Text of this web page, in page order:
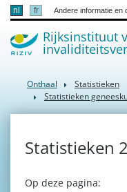
nl fr Andere informatie en
Rijksinstituut
Onthaal
Statistieken
Statistieken
Statistieken
Op deze pagina: